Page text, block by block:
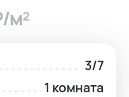
м²
3/7
1 комната